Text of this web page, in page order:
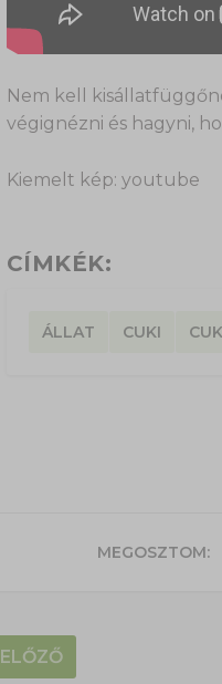
Nem kell
végignézni és hagyni,
Kiemelt kép: youtube
CÍMKÉK:
ÁLLAT CUKI
MEGOSZTOM:
ELŐZŐ